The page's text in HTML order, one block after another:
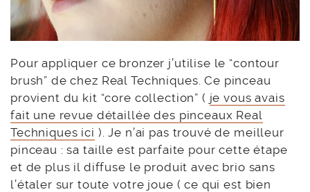
Pour appliquer ce bronzer j’utilise le “contour
brush” de chez Real Techniques. Ce pinceau
provient du kit “core collection” ( je vous avais
fait une revue détaillée des pinceaux Real
Techniques ici ). Je n’ai pas trouvé de meilleur
pinceau : sa taille est parfaite pour cette étape
et de plus il diffuse le produit avec brio sans
l’étaler sur toute votre joue ( ce qui est bien